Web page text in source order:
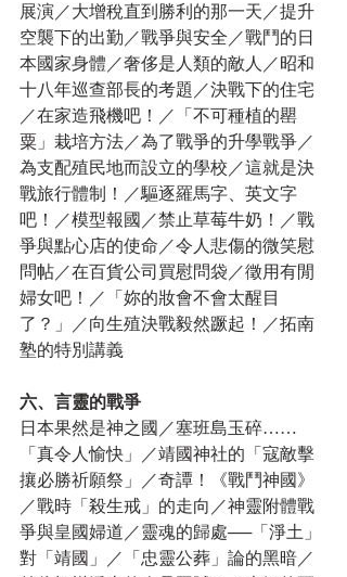
展演／大增稅直到勝利的那一天／提升
空襲下的出勤／戰爭與安全／戰鬥的日
本國家身體／奢侈是人類的敵人／昭和
十八年巡查部長的考題／決戰下的住宅
／在家造飛機吧！／「不可種植的罌
粟」栽培方法／為了戰爭的升學戰爭／
為支配殖民地而設立的學校／這就是決
戰旅行體制！／驅逐羅馬字、英文字
吧！／模型報國／禁止草莓牛奶！／戰
爭與點心店的使命／令人悲傷的微笑慰
問帖／在百貨公司買慰問袋／徵用有閒
婦女吧！／「妳的妝會不會太醒目
了？」／向生殖決戰毅然蹶起！／拓南
塾的特別講義
六、言靈的戰爭
日本果然是神之國／塞班島玉碎……
「真令人愉快」／靖國神社的「寇敵擊
攘必勝祈願祭」／奇譚！《戰鬥神國》
／戰時「殺生戒」的走向／神靈附體戰
爭與皇國婦道／靈魂的歸處──「淨土」
對「靖國」／「忠靈公葬」論的黑暗／